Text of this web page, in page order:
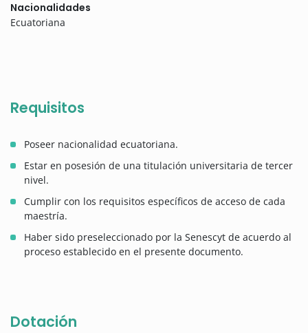
Nacionalidades
Ecuatoriana
Requisitos
Poseer nacionalidad ecuatoriana.
Estar en posesión de una titulación universitaria de tercer
nivel.
Cumplir con los requisitos específicos de acceso de cada
maestría.
Haber sido preseleccionado por la Senescyt de acuerdo al
proceso establecido en el presente documento.
Dotación